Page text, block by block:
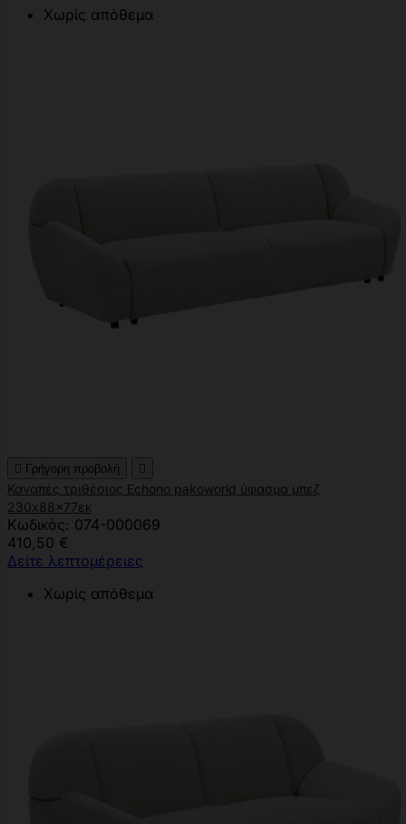
Χωρίς απόθεμα
 Γρήγορη προβολή 
Καναπές τριθέσιος Echono pakoworld ύφασμα μπεζ
230x88x77εκ
Κωδικός: 074-000069
410,50 €
Δείτε λεπτομέρειες
Χωρίς απόθεμα